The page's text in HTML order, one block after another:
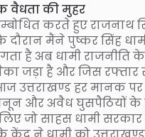
वैधता की मुहर
करते हुए राजनाथ
मैंने पुष्कर सिंह
है अब धामी राजनीति
जड़ा है और जिस
उत्तराखण्ड हर मानक
और अवैध घुसपैठियों के
जो साहस धामी